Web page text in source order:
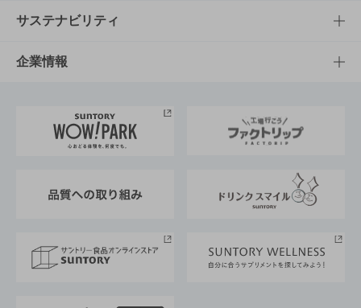
商品発売情報
栄養成分一覧
キャンペーン
工場見学
地域情報
文化・スポーツTOP
サントリーホール
サントリーサンバーズ大阪
サステナビリティ
サステナビリティTOP
サントリーが考えるサステナビリティ経営
企業情報
企業概要
採用情報